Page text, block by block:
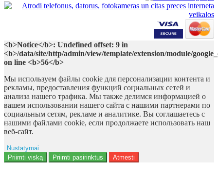
<b>Notice</b>: Undefined offset: 9 in
<b>/data/site/http/admin/view/template/extension/module/
on line <b>56</b>
Мы используем файлы cookie для персонализации контента и
рекламы, предоставления функций социальных сетей и
анализа нашего трафика. Мы также делимся информацией о
вашем использовании нашего сайта с нашими партнерами по
социальным сетям, рекламе и аналитике. Вы соглашаетесь с
нашими файлами cookie, если продолжаете использовать наш
веб-сайт.
Nustatymai
Reklama
Priimti viską Priimti pasirinktus Atmesti